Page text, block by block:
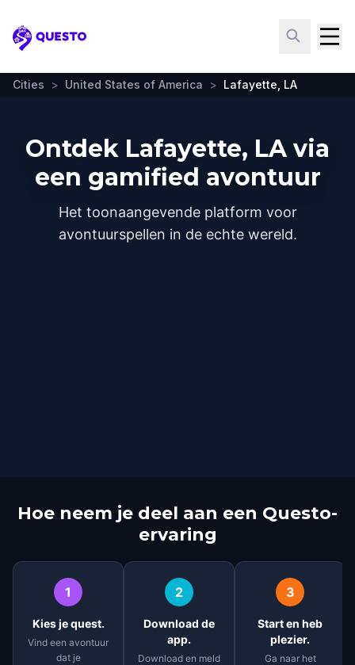
Questo
Cities > United States of America > Lafayette, LA
Ontdek Lafayette, LA via
een gamified avontuur
Het toonaangevende platform voor
avontuurspellen in de echte wereld.
Hoe neem je deel aan een Questo-
ervaring
1
Kies je quest.
Vind een avontuur
dat je
2
Download de
app.
Download en meld
3
Start en heb
plezier.
Ga naar het